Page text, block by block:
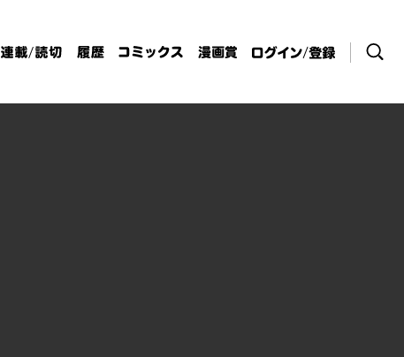
連載/読切 履歴 コミックス 漫画賞
ログイン / 登
録
検索